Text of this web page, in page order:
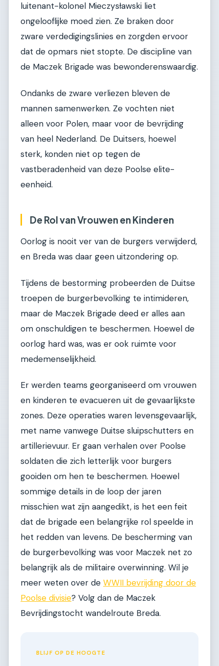
luitenant-kolonel Mieczysławski liet
ongelooflijke moed zien. Ze braken door
zware verdedigingslinies en zorgden ervoor
dat de opmars niet stopte. De discipline van
de Maczek Brigade was bewonderenswaardig.
Ondanks de zware verliezen bleven de
mannen samenwerken. Ze vochten niet
alleen voor Polen, maar voor de bevrijding
van heel Nederland. De Duitsers, hoewel
sterk, konden niet op tegen de
vastberadenheid van deze Poolse elite-
eenheid.
De Rol van Vrouwen en Kinderen
Oorlog is nooit ver van de burgers verwijderd,
en Breda was daar geen uitzondering op.
Tijdens de bestorming probeerden de Duitse
troepen de burgerbevolking te intimideren,
maar de Maczek Brigade deed er alles aan
om onschuldigen te beschermen. Hoewel de
oorlog hard was, was er ook ruimte voor
medemenselijkheid.
Er werden teams georganiseerd om vrouwen
en kinderen te evacueren uit de gevaarlijkste
zones. Deze operaties waren levensgevaarlijk,
met name vanwege Duitse sluipschutters en
artillerievuur. Er gaan verhalen over Poolse
soldaten die zich letterlijk voor burgers
gooiden om hen te beschermen. Hoewel
sommige details in de loop der jaren
misschien wat zijn aangedikt, is het een feit
dat de brigade een belangrijke rol speelde in
het redden van levens. De bescherming van
de burgerbevolking was voor Maczek net zo
belangrijk als de militaire overwinning. Wil je
meer weten over de WWII bevrijding door de
Poolse divisie? Volg dan de Maczek
Bevrijdingstocht wandelroute Breda.
BLIJF OP DE HOOGTE